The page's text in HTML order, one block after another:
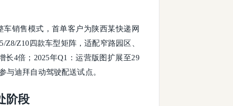
销售模式，首单客户为陕西某快递网
Z10四款车型矩阵，适配窄路园区、
4倍；​​2025年Q1​​：运营版图扩展至29
与迪拜自动驾驶配送试点。
阶段